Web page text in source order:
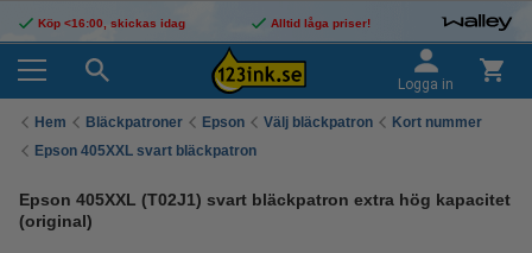
Köp <16:00, skickas idag Alltid låga priser!
Logga in
Hem Bläckpatroner Epson Välj bläckpatron
Kort nummer
Epson 405XXL svart bläckpatron
Epson 405XXL (T02J1) svart bläckpatron extra hög kapacitet
(original)